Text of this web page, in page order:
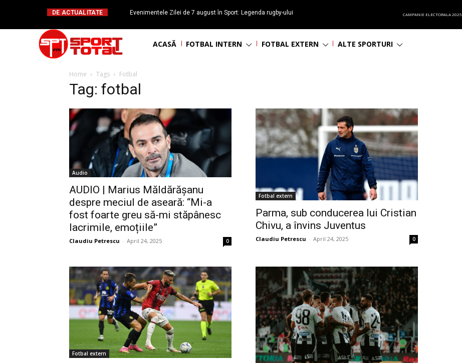
DE ACTUALITATE
Evenimentele Zilei de 7 august în Sport: Legenda rugby-ului
CAMPANIE ELECTORALA 2025
ACASĂ FOTBAL INTERN FOTBAL EXTERN ALTE SPORTURI
Home Tags Fotbal
Tag: fotbal
Audio
AUDIO | Marius Măldărășanu
despre meciul de aseară: “Mi-a
fost foarte greu să-mi stăpânesc
lacrimile, emoțiile”
Claudiu Petrescu - April 24, 2025 0
Fotbal extern
Parma, sub conducerea lui Cristian
Chivu, a învins Juventus
Claudiu Petrescu - April 24, 2025 0
Fotbal extern